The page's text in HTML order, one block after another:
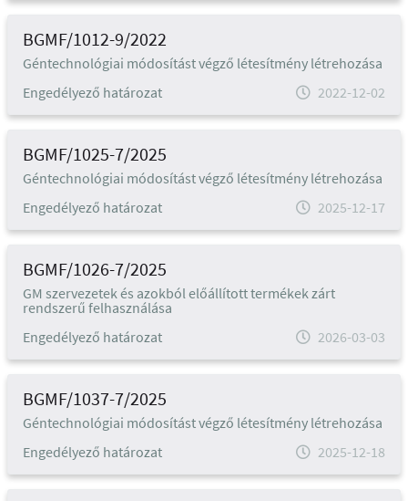
BGMF/1012-9/2022
Géntechnológiai módosítást végző létesítmény létrehozása
Engedélyező határozat
2022-12-02
BGMF/1025-7/2025
Géntechnológiai módosítást végző létesítmény létrehozása
Engedélyező határozat
2025-12-17
BGMF/1026-7/2025
GM szervezetek és azokból előállított termékek zárt
rendszerű felhasználása
Engedélyező határozat
2026-03-03
BGMF/1037-7/2025
Géntechnológiai módosítást végző létesítmény létrehozása
Engedélyező határozat
2025-12-18